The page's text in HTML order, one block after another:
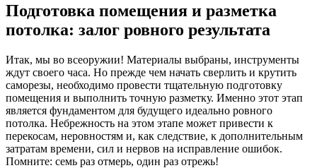
Подготовка помещения и разметка
потолка: залог ровного результата
Итак, мы во всеоружии! Материалы выбраны, инструменты
ждут своего часа. Но прежде чем начать сверлить и крутить
саморезы, необходимо провести тщательную подготовку
помещения и выполнить точную разметку. Именно этот этап
является фундаментом для будущего идеально ровного
потолка. Небрежность на этом этапе может привести к
перекосам, неровностям и, как следствие, к дополнительным
затратам времени, сил и нервов на исправление ошибок.
Помните: семь раз отмерь, один раз отрежь!